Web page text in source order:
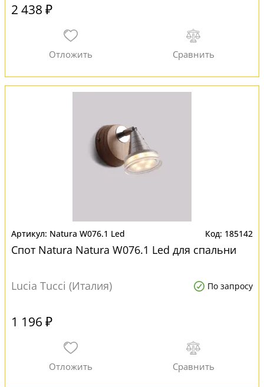
2 438 ₽
Natura W076.1 Led 185142
Спот Natura Natura W076.1 Led для спальни
Lucia Tucci (Италия) По запросу
1 196 ₽